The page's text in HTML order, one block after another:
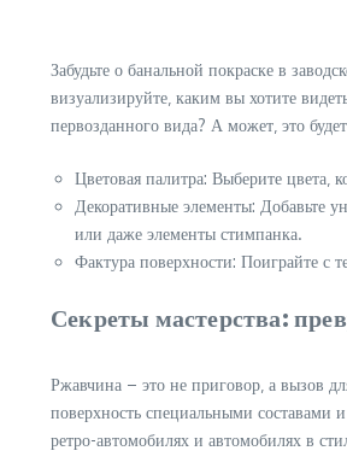
Забудьте о банальной покраске в
визуализируйте‚ каким вы хотите
первозданного вида? А может‚ это
Цветовая палитра: Выберите
Декоративные элементы: Добавьте
или даже элементы стимпанка.
Фактура поверхности: Поиграйте с
Секреты мастерства:
Ржавчина – это не приговор‚ а вызов
поверхность специальными составами
ретро-автомобилях и автомобилях в